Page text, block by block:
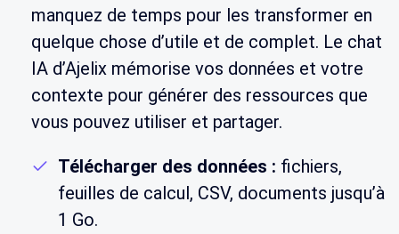
manquez de temps pour les transformer en
quelque chose d’utile et de complet. Le chat
IA d’Ajelix mémorise vos données et votre
contexte pour générer des ressources que
vous pouvez utiliser et partager.
Télécharger des données : fichiers,
feuilles de calcul, CSV, documents jusqu’à
1 Go.